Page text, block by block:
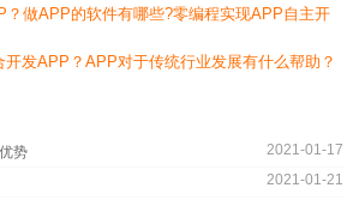
？做APP的软件有哪些?零编程实现APP自主开
开发APP？APP对于传统行业发展有什么帮助？
势
2021-01-17
2021-01-21